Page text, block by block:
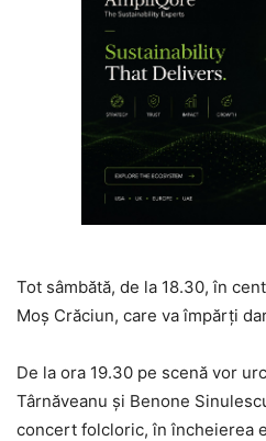
Tot sâmbătă, de la 18.30, în
Moş Crăciun, care va împărţi
De la ora 19.30 pe scenă vor
Târnăveanu şi Benone
concert folcloric, în încheierea